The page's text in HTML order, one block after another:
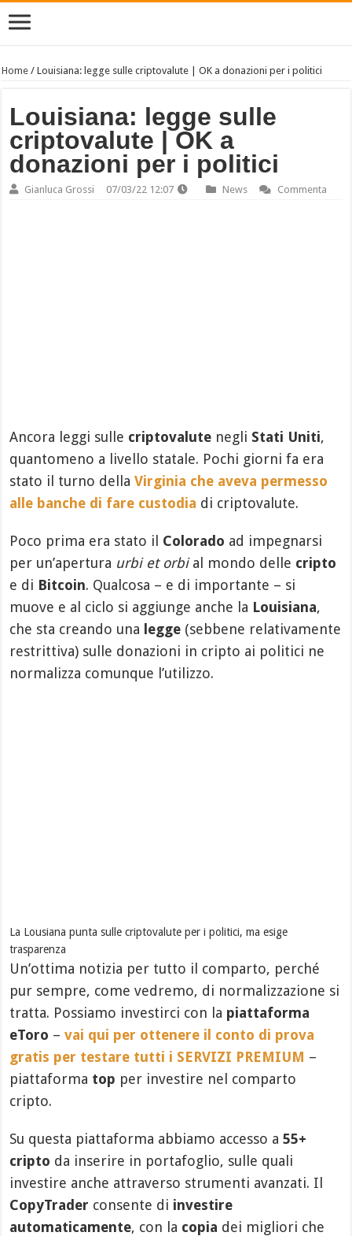
Home /Louisiana: legge sulle criptovalute | OK a donazioni per i politici
Louisiana: legge sulle
criptovalute | OK a
donazioni per i politici
Gianluca Grossi 07/03/22 12:07 News Commenta
Ancora leggi sulle criptovalute negli Stati Uniti,
quantomeno a livello statale. Pochi giorni fa era
stato il turno dellaVirginia che aveva permesso
alle banche di fare custodia di criptovalute.
Poco prima era stato il Colorado ad impegnarsi
per un’apertura urbi et orbial mondo delle cripto
e di Bitcoin. Qualcosa – e di importante – si
muove e al ciclo si aggiunge anche la Louisiana,
che sta creando una legge (sebbene relativamente
restrittiva) sulle donazioni in cripto ai politici ne
normalizza comunque l’utilizzo.
La Lousiana punta sulle criptovalute per i politici, ma esige
trasparenza
Un’ottima notizia per tutto il comparto, perché
pur sempre, come vedremo, di normalizzazione si
tratta. Possiamo investirci con la piattaforma
eToro –vai qui per ottenere il conto di prova
gratis per testare tutti i SERVIZI PREMIUM –
piattaforma top per investire nel comparto
cripto.
Su questa piattaforma abbiamo accesso a55+
cripto da inserire in portafoglio, sulle quali
investire anche attraverso strumenti avanzati. Il
CopyTrader consente di investire
automaticamente, con la copia dei migliori che